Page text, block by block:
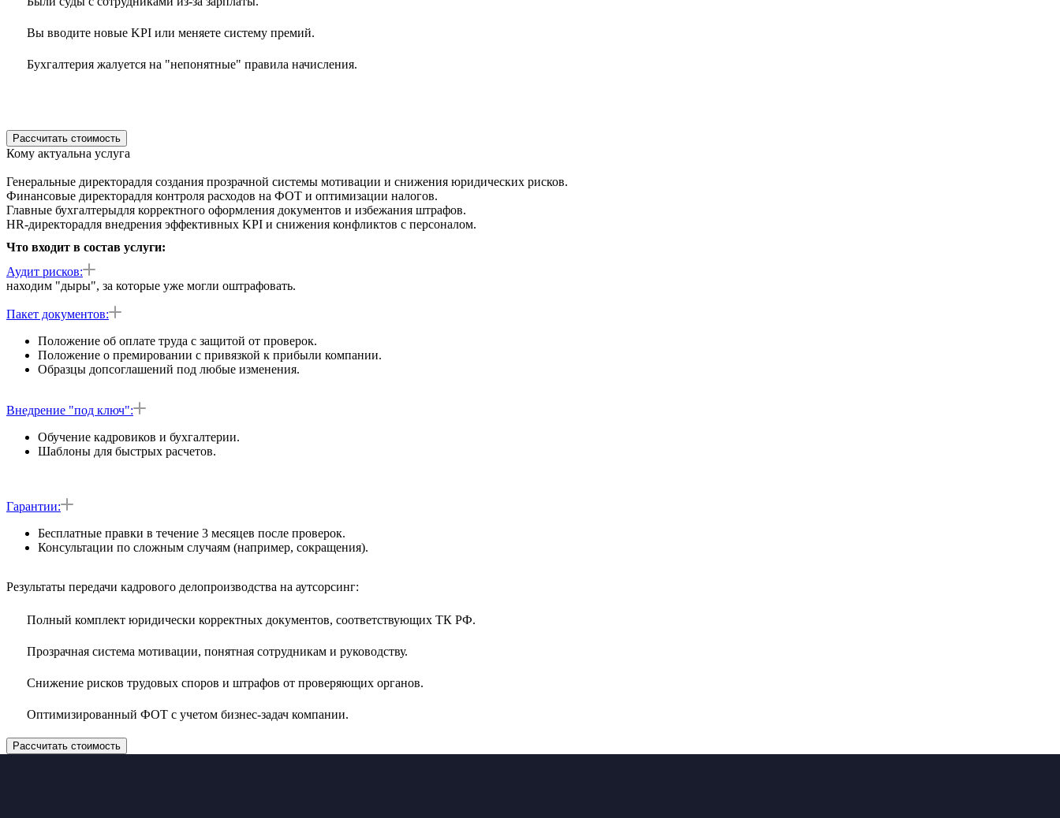
Вы вводите новые KPI или меняете систему премий.
Бухгалтерия жалуется на "непонятные" правила начисления.
Рассчитать стоимость
Кому актуальна услуга
Генеральные директорадля создания прозрачной системы мотивации и снижения юридических рисков.
Финансовые директорадля контроля расходов на ФОТ и оптимизации налогов.
Главные бухгалтерыдля корректного оформления документов и избежания штрафов.
HR-директорадля внедрения эффективных KPI и снижения конфликтов с персоналом.
Что входит в состав услуги:
Аудит рисков:
находим "дыры", за которые уже могли оштрафовать.
Пакет документов:
Положение об оплате труда с защитой от проверок.
Положение о премировании с привязкой к прибыли компании.
Образцы допсоглашений под любые изменения.
Внедрение "под ключ":
Обучение кадровиков и бухгалтерии.
Шаблоны для быстрых расчетов.
Гарантии:
Бесплатные правки в течение 3 месяцев после проверок.
Консультации по сложным случаям (например, сокращения).
Результаты передачи кадрового делопроизводства на аутсорсинг:
Полный комплект юридически корректных документов, соответствующих ТК РФ.
Прозрачная система мотивации, понятная сотрудникам и руководству.
Снижение рисков трудовых споров и штрафов от проверяющих органов.
Оптимизированный ФОТ с учетом бизнес-задач компании.
Рассчитать стоимость